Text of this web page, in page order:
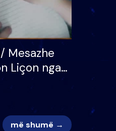
Mesazhe
Liçon nga
më shumë →